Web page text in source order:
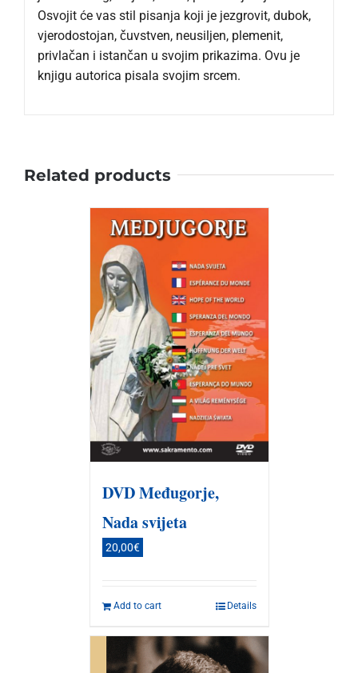
Osvojit će vas stil pisanja koji je jezgrovit, dubok,
vjerodostojan, čuvstven, neusiljen, plemenit,
privlačan i istančan u svojim prikazima. Ovu je
knjigu autorica pisala svojim srcem.
Related products
DVD Međugorje,
Nada svijeta
20,00€
Add to cart Details